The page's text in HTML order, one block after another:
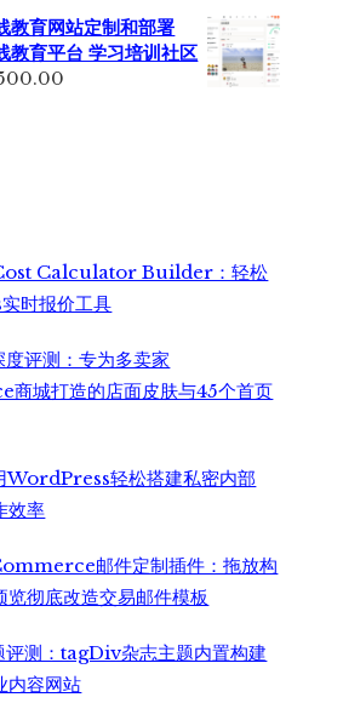
。
价
格
为：
¥499.00。
育网站定制和部署
育平台 学习培训社区
Calculator Builder：轻松
时报价工具
评测：专为多卖家
城打造的店面皮肤与45个首页
轻松搭建私密内部
效率
邮件定制插件：拖放构
览彻底改造交易邮件模板
测：tagDiv杂志主题内置构建
内容网站